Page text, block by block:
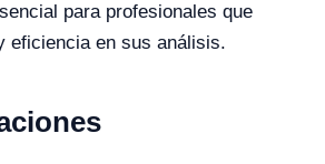
para profesionales que
eficiencia en sus análisis.